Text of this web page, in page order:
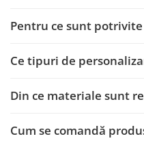
Pentru ce sunt
Ce tipuri de
Din ce materiale sunt
Cum se comandă